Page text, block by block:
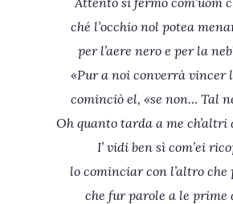
ché l’occhio nol potea
per l’aere nero e per la
«Pur a noi converrà vincer
cominciò el, «se non… Tal
Oh quanto tarda a me ch’altri
I’ vidi ben sì com’ei
lo cominciar con l’altro che
che fur parole a le prime